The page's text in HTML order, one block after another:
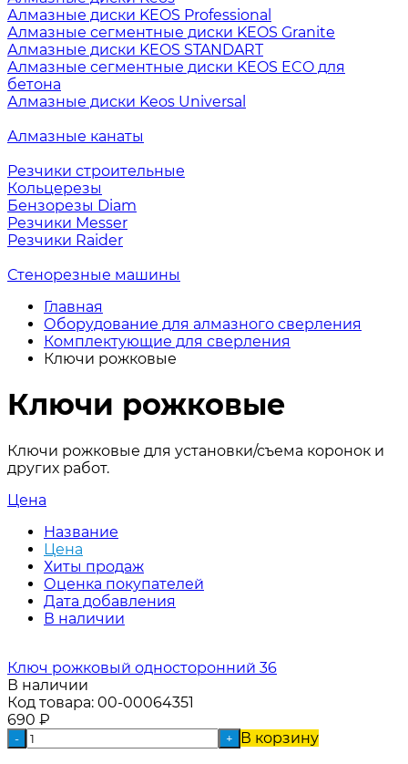
Алмазные диски KEOS Professional
Алмазные сегментные диски KEOS Granite
Алмазные диски KEOS STANDART
Алмазные сегментные диски KEOS ECO для
бетона
Алмазные диски Keos Universal
Алмазные канаты
Резчики строительные
Кольцерезы
Бензорезы Diam
Резчики Messer
Резчики Raider
Стенорезные машины
Главная
Оборудование для алмазного сверления
Комплектующие для сверления
Ключи рожковые
Ключи рожковые
Ключи рожковые для установки/съема коронок и
других работ.
Цена
Название
Цена
Хиты продаж
Оценка покупателей
Дата добавления
В наличии
Ключ рожковый односторонний 36
В наличии
Код товара: 00-00064351
690 ₽
- + В корзину